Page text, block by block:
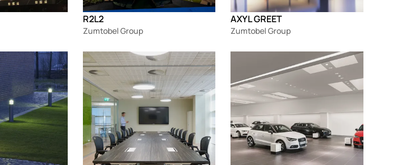
R2L2
Zumtobel Group
AXYL GREET
Zumtobel Group
Loading